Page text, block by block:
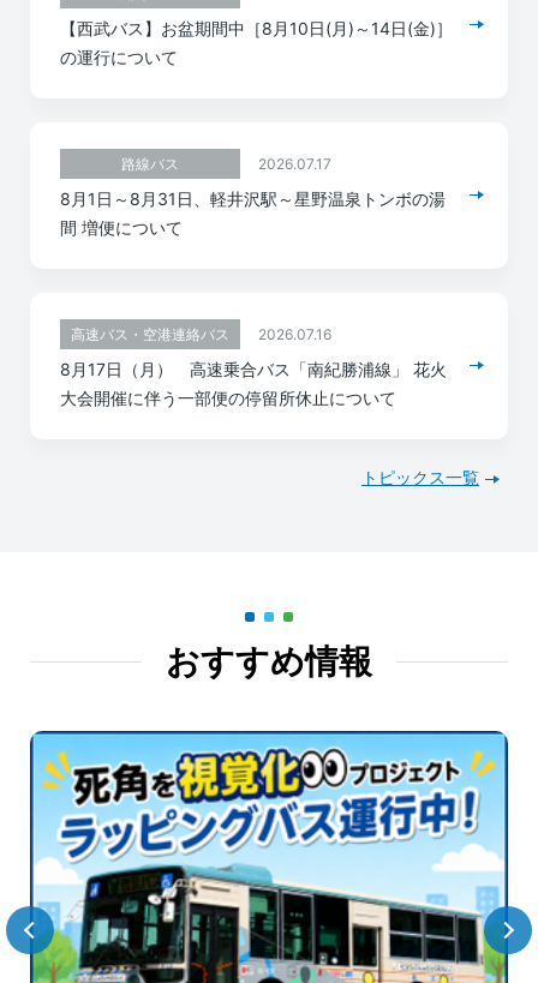
【西武バス】お盆期間中［8月10日(月)～14日(金)］
の運行について
路線バス 2026.07.17
8月1日～8月31日、軽井沢駅～星野温泉トンボの湯
間 増便について
高速バス・空港連絡バス 2026.07.16
8月17日（月） 高速乗合バス「南紀勝浦線」 花火
大会開催に伴う一部便の停留所休止について
トピックス一覧
おすすめ情報